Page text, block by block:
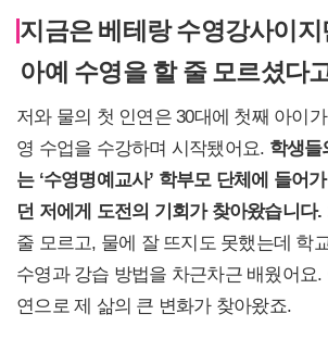
지금은 베테랑 수영강사이
아예 수영을 할 줄 모르셨다
저와 물의 첫 인연은 30대에 첫째 아이
영 수업을 수강하며 시작됐어요. 학생들
는 ‘수영명예교사’ 학부모 단체에 들어
던 저에게 도전의 기회가 찾아왔습니다.
줄 모르고, 물에 잘 뜨지도 못했는데 학
수영과 강습 방법을 차근차근 배웠어요
연으로 제 삶의 큰 변화가 찾아왔죠.